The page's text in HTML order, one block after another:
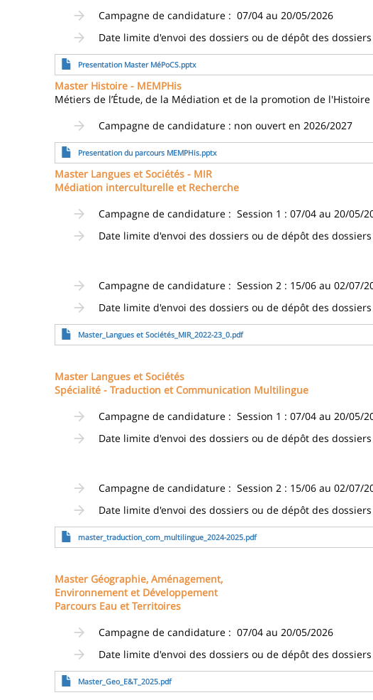
Campagne de candidature : 07/04 au 20/05/2026
Date limite d'envoi des dossiers ou de dépôt des
FichierPresentation Master MéPoCS.pptx
Master Histoire - MEMPHis
Métiers de l’Étude, de la Médiation et de la promotion de l'Histoire
Campagne de candidature : non ouvert en 2026/2027
FichierPresentation du parcours MEMPHis.pptx
Master Langues et Sociétés - MIR
Médiation interculturelle et Recherche
Campagne de candidature : Session 1 : 07/04 au 20/05/
Date limite d'envoi des dossiers ou de dépôt des
Campagne de candidature : Session 2 : 15/06 au 02/07/
Date limite d'envoi des dossiers ou de dépôt des
FichierMaster_Langues et Sociétés_MIR_2022-23_0.pdf
Master Langues et Sociétés
Spécialité - Traduction et Communication Multilingue
Campagne de candidature : Session 1 : 07/04 au 20/05/
Date limite d'envoi des dossiers ou de dépôt des
Campagne de candidature : Session 2 : 15/06 au 02/07/
Date limite d'envoi des dossiers ou de dépôt des
Fichiermaster_traduction_com_multilingue_2024-2025.pdf
Master Géographie, Aménagement,
Environnement et Développement
Parcours Eau et Territoires
Campagne de candidature : 07/04 au 20/05/2026
Date limite d'envoi des dossiers ou de dépôt des
FichierMaster_Geo_E&T_2025.pdf